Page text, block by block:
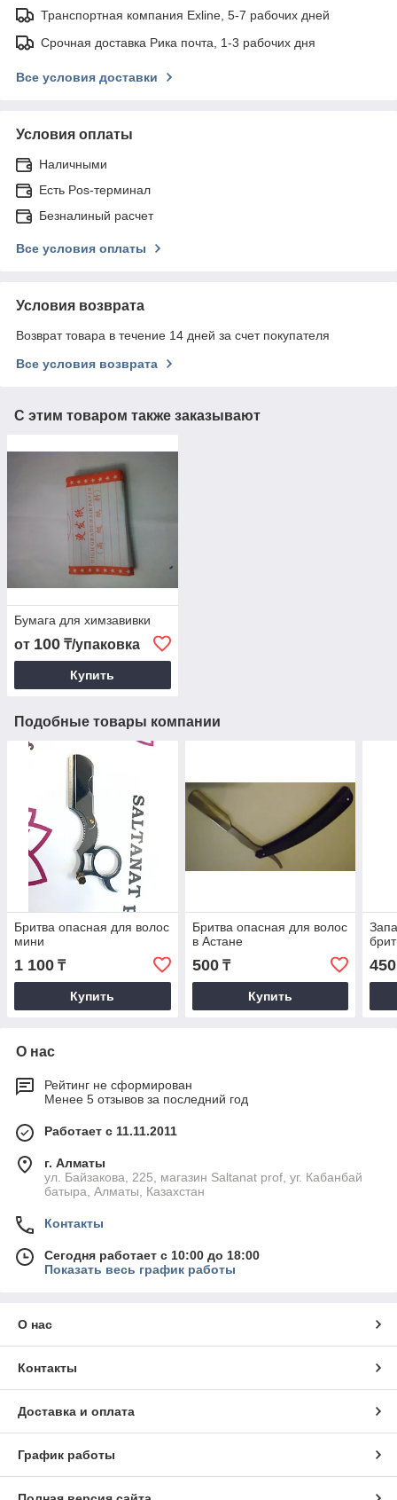
Транспортная компания Exline, 5-7 рабочих дней
Срочная доставка Рика почта, 1-3 рабочих дня
Все условия доставки
Условия оплаты
Наличными
Есть Pos-терминал
Безналиный расчет
Все условия оплаты
Условия возврата
Возврат товара в течение 14 дней за счет покупателя
Все условия возврата
С этим товаром также заказывают
Бумага для химзавивки
от 100 ₸/упаковка
Купить
Подобные товары компании
Бритва опасная для волос
мини
1 100 ₸
Купить
Бритва опасная для волос
в Астане
500₸
Купить
450
О нас
Рейтинг не сформирован
Менее 5 отзывов за последний год
Работает с 11.11.2011
г. Алматы
ул. Байзакова, 225, магазин Saltanat prof, уг. Кабанбай
батыра, Алматы, Казахстан
Контакты
Сегодня работает с 10:00 до 18:00
Показать весь график работы
О нас
Контакты
Доставка и оплата
График работы